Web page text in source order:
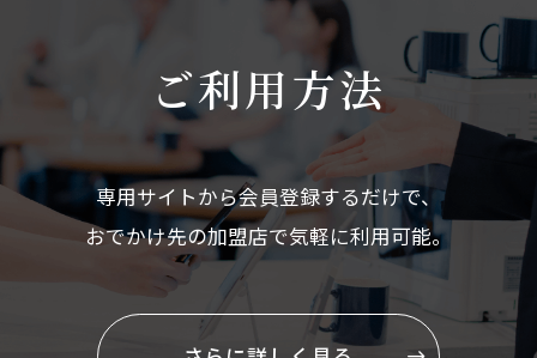
ご利用方法
専用サイトから会員登録するだけで、
おでかけ先の加盟店で気軽に利用可能。